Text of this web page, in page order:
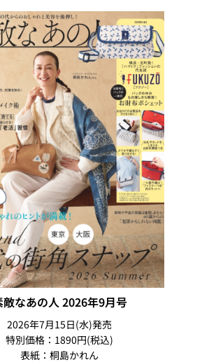
敵なあの人 2026年9月号
2026年7月15日(水)発売
特別価格：1890円(税込)
表紙：桐島かれん